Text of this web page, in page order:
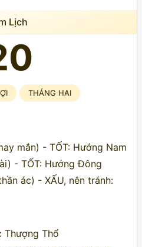
Lịch
THÁNG HAI
mắn) - TỐT: Hướng Nam
- TỐT: Hướng Đông
ác) - XẤU, nên tránh:
Thượng Thổ